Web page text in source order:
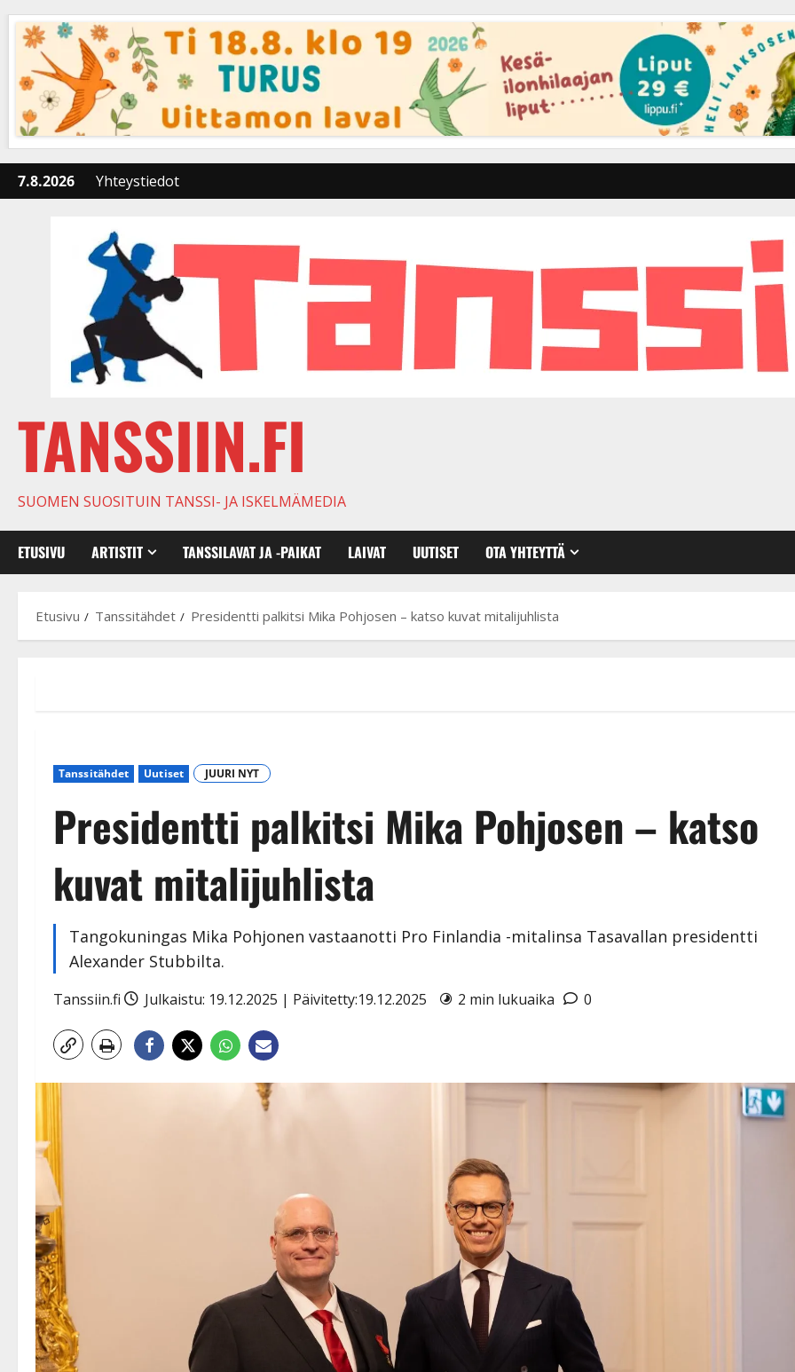
content
7.8.2026 Yhteystiedot
TANSSIIN.FI
SUOMEN SUOSITUIN TANSSI- JA ISKELMÄMEDIA
ETUSIVU ARTISTIT TANSSILAVAT JA -PAIKAT LAIVAT UUTISET OTA YHTEYTTÄ
Etusivu Tanssitähdet Presidentti palkitsi Mika Pohjosen – katso kuvat mitalijuhlista
Tanssitähdet Uutiset JUURI NYT
Presidentti palkitsi Mika Pohjosen – katso
kuvat mitalijuhlista
Tangokuningas Mika Pohjonen vastaanotti Pro Finlandia -mitalinsa Tasavallan presidentti
Alexander Stubbilta.
Tanssiin.fi Julkaistu: 19.12.2025 | Päivitetty:19.12.2025 2 min lukuaika 0